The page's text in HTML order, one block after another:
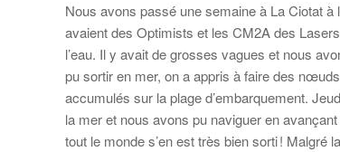
Nous avons passé une semaine à La Ciotat
avaient des Optimists et les CM2A des
l’eau. Il y avait de grosses vagues et nous
pu sortir en mer, on a appris à faire des
accumulés sur la plage d’embarquement.
la mer et nous avons pu naviguer en
tout le monde s’en est très bien sorti !